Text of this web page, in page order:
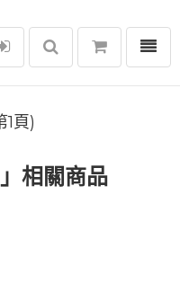
選單
1頁)
相關商品